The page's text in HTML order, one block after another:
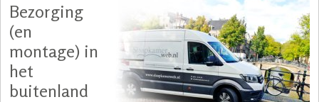
Bezorging
(en
montage) in
het
buitenland